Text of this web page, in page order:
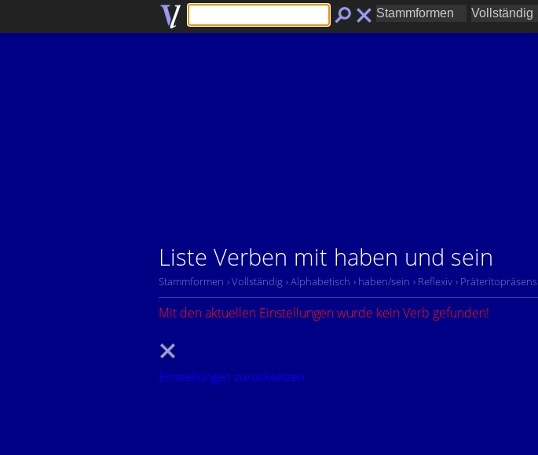
Liste Verben mit haben und sein
Stammformen › Vollständig › Alphabetisch › haben/sein › Reflexiv › Präteritopräsens
Mit den aktuellen Einstellungen wurde kein Verb gefunden!
Einstellungen zurücksetzen.